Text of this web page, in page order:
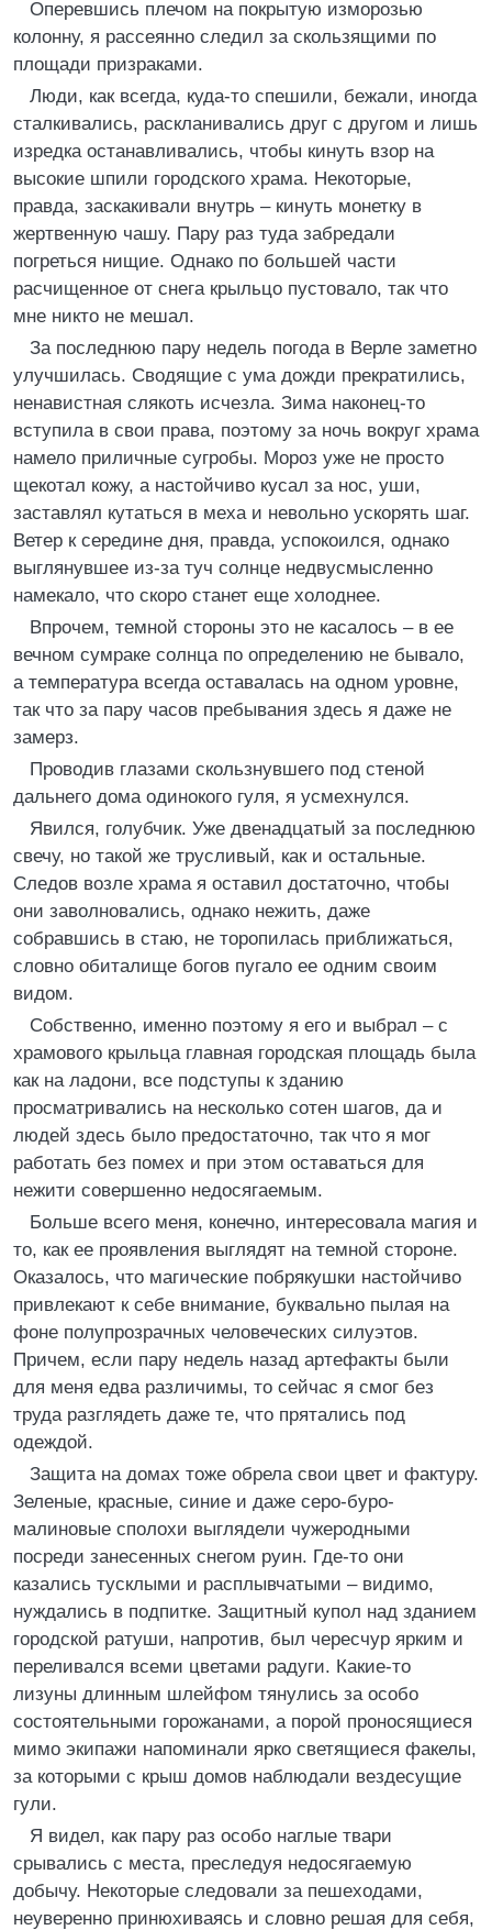
Оперевшись плечом на покрытую изморозью
колонну, я рассеянно следил за скользящими по
площади призраками.
Люди, как всегда, куда-то спешили, бежали, иногда
сталкивались, раскланивались друг с другом и лишь
изредка останавливались, чтобы кинуть взор на
высокие шпили городского храма. Некоторые,
правда, заскакивали внутрь – кинуть монетку в
жертвенную чашу. Пару раз туда забредали
погреться нищие. Однако по большей части
расчищенное от снега крыльцо пустовало, так что
мне никто не мешал.
За последнюю пару недель погода в Верле заметно
улучшилась. Сводящие с ума дожди прекратились,
ненавистная слякоть исчезла. Зима наконец-то
вступила в свои права, поэтому за ночь вокруг храма
намело приличные сугробы. Мороз уже не просто
щекотал кожу, а настойчиво кусал за нос, уши,
заставлял кутаться в меха и невольно ускорять шаг.
Ветер к середине дня, правда, успокоился, однако
выглянувшее из-за туч солнце недвусмысленно
намекало, что скоро станет еще холоднее.
Впрочем, темной стороны это не касалось – в ее
вечном сумраке солнца по определению не бывало,
а температура всегда оставалась на одном уровне,
так что за пару часов пребывания здесь я даже не
замерз.
Проводив глазами скользнувшего под стеной
дальнего дома одинокого гуля, я усмехнулся.
Явился, голубчик. Уже двенадцатый за последнюю
свечу, но такой же трусливый, как и остальные.
Следов возле храма я оставил достаточно, чтобы
они заволновались, однако нежить, даже
собравшись в стаю, не торопилась приближаться,
словно обиталище богов пугало ее одним своим
видом.
Собственно, именно поэтому я его и выбрал – с
храмового крыльца главная городская площадь была
как на ладони, все подступы к зданию
просматривались на несколько сотен шагов, да и
людей здесь было предостаточно, так что я мог
работать без помех и при этом оставаться для
нежити совершенно недосягаемым.
Больше всего меня, конечно, интересовала магия и
то, как ее проявления выглядят на темной стороне.
Оказалось, что магические побрякушки настойчиво
привлекают к себе внимание, буквально пылая на
фоне полупрозрачных человеческих силуэтов.
Причем, если пару недель назад артефакты были
для меня едва различимы, то сейчас я смог без
труда разглядеть даже те, что прятались под
одеждой.
Защита на домах тоже обрела свои цвет и фактуру.
Зеленые, красные, синие и даже серо-буро-
малиновые сполохи выглядели чужеродными
посреди занесенных снегом руин. Где-то они
казались тусклыми и расплывчатыми – видимо,
нуждались в подпитке. Защитный купол над зданием
городской ратуши, напротив, был чересчур ярким и
переливался всеми цветами радуги. Какие-то
лизуны длинным шлейфом тянулись за особо
состоятельными горожанами, а порой проносящиеся
мимо экипажи напоминали ярко светящиеся факелы,
за которыми с крыш домов наблюдали вездесущие
гули.
Я видел, как пару раз особо наглые твари
срывались с места, преследуя недосягаемую
добычу. Некоторые следовали за пешеходами,
неуверенно принюхиваясь и словно решая для себя,